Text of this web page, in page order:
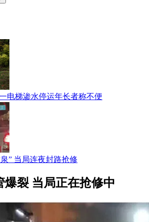
电梯渗水停运年长者称不便
” 当局连夜封路抢修
爆裂 当局正在抢修中